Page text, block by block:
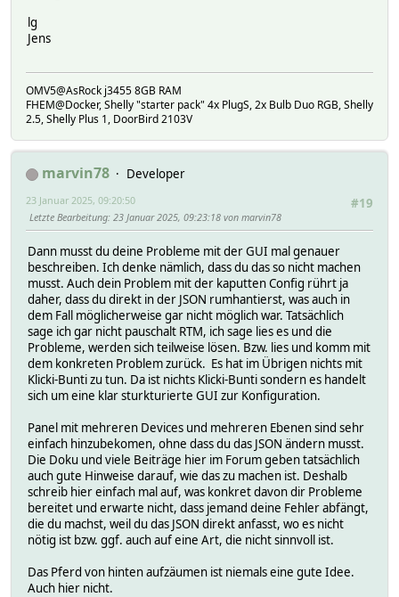
lg
Jens
OMV5@AsRock j3455 8GB RAM
FHEM@Docker, Shelly "starter pack" 4x PlugS, 2x Bulb Duo RGB, Shelly
2.5, Shelly Plus 1, DoorBird 2103V
marvin78
Developer
#19
23 Januar 2025, 09:20:50
Letzte Bearbeitung: 23 Januar 2025, 09:23:18 von marvin78
Dann musst du deine Probleme mit der GUI mal genauer
beschreiben. Ich denke nämlich, dass du das so nicht machen
musst. Auch dein Problem mit der kaputten Config rührt ja
daher, dass du direkt in der JSON rumhantierst, was auch in
dem Fall möglicherweise gar nicht möglich war. Tatsächlich
sage ich gar nicht pauschalt RTM, ich sage lies es und die
Probleme, werden sich teilweise lösen. Bzw. lies und komm mit
dem konkreten Problem zurück. Es hat im Übrigen nichts mit
Klicki-Bunti zu tun. Da ist nichts Klicki-Bunti sondern es handelt
sich um eine klar sturkturierte GUI zur Konfiguration.
Panel mit mehreren Devices und mehreren Ebenen sind sehr
einfach hinzubekomen, ohne dass du das JSON ändern musst.
Die Doku und viele Beiträge hier im Forum geben tatsächlich
auch gute Hinweise darauf, wie das zu machen ist. Deshalb
schreib hier einfach mal auf, was konkret davon dir Probleme
bereitet und erwarte nicht, dass jemand deine Fehler abfängt,
die du machst, weil du das JSON direkt anfasst, wo es nicht
nötig ist bzw. ggf. auch auf eine Art, die nicht sinnvoll ist.
Das Pferd von hinten aufzäumen ist niemals eine gute Idee.
Auch hier nicht.